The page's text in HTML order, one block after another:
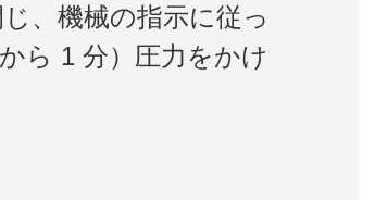
、機械の指示に従っ
ら 1 分）圧力をかけ